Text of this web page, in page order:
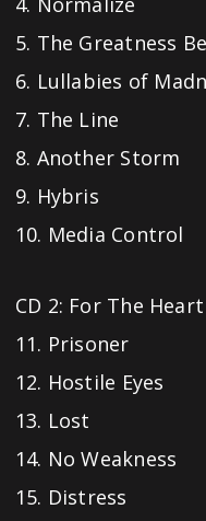
5. The Greatness
6. Lullabies of
7. The Line
8. Another Storm
9. Hybris
10. Media Control
CD 2: For The Heart
11. Prisoner
12. Hostile Eyes
13. Lost
14. No Weakness
15. Distress